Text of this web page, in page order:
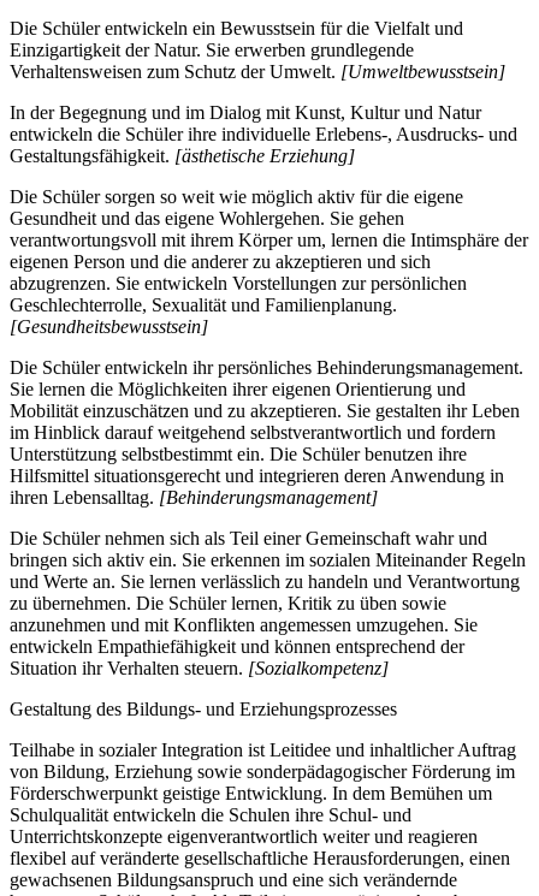
Die Schüler entwickeln ein Bewusstsein für die Vielfalt und
Einzigartigkeit der Natur. Sie erwerben grundlegende
Verhaltensweisen zum Schutz der Umwelt. [Umweltbewusstsein]
In der Begegnung und im Dialog mit Kunst, Kultur und Natur
entwickeln die Schüler ihre individuelle Erlebens-, Ausdrucks- und
Gestaltungsfähigkeit. [ästhetische Erziehung]
Die Schüler sorgen so weit wie möglich aktiv für die eigene
Gesundheit und das eigene Wohlergehen. Sie gehen
verantwortungsvoll mit ihrem Körper um, lernen die Intimsphäre der
eigenen Person und die anderer zu akzeptieren und sich
abzugrenzen. Sie entwickeln Vorstellungen zur persönlichen
Geschlechterrolle, Sexualität und Familienplanung.
[Gesundheitsbewusstsein]
Die Schüler entwickeln ihr persönliches Behinderungsmanagement.
Sie lernen die Möglichkeiten ihrer eigenen Orientierung und
Mobilität einzuschätzen und zu akzeptieren. Sie gestalten ihr Leben
im Hinblick darauf weitgehend selbstverantwortlich und fordern
Unterstützung selbstbestimmt ein. Die Schüler benutzen ihre
Hilfsmittel situationsgerecht und integrieren deren Anwendung in
ihren Lebensalltag. [Behinderungsmanagement]
Die Schüler nehmen sich als Teil einer Gemeinschaft wahr und
bringen sich aktiv ein. Sie erkennen im sozialen Miteinander Regeln
und Werte an. Sie lernen verlässlich zu handeln und Verantwortung
zu übernehmen. Die Schüler lernen, Kritik zu üben sowie
anzunehmen und mit Konflikten angemessen umzugehen. Sie
entwickeln Empathiefähigkeit und können entsprechend der
Situation ihr Verhalten steuern. [Sozialkompetenz]
Gestaltung des Bildungs- und Erziehungsprozesses
Teilhabe in sozialer Integration ist Leitidee und inhaltlicher Auftrag
von Bildung, Erziehung sowie sonderpädagogischer Förderung im
Förderschwerpunkt geistige Entwicklung. In dem Bemühen um
Schulqualität entwickeln die Schulen ihre Schul- und
Unterrichtskonzepte eigenverantwortlich weiter und reagieren
flexibel auf veränderte gesellschaftliche Herausforderungen, einen
gewachsenen Bildungsanspruch und eine sich verändernde